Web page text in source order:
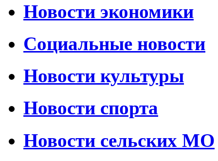
Новости экономики
Социальные новости
Новости культуры
Новости спорта
Новости сельских МО